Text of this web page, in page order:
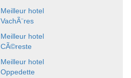
Meilleur hotel
VachÃ¨res
Meilleur hotel
CÃ©reste
Meilleur hotel
Oppedette